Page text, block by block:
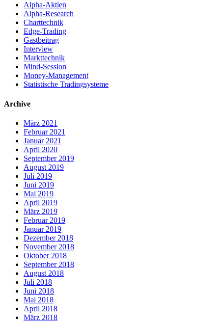
Alpha-Aktien
Alpha-Research
Charttechnik
Edge-Trading
Gastbeitrag
Interview
Markttechnik
Mind-Session
Money-Management
Statistische Tradingsysteme
Archive
März 2021
Februar 2021
Januar 2021
April 2020
September 2019
August 2019
Juli 2019
Juni 2019
Mai 2019
April 2019
März 2019
Februar 2019
Januar 2019
Dezember 2018
November 2018
Oktober 2018
September 2018
August 2018
Juli 2018
Juni 2018
Mai 2018
April 2018
März 2018